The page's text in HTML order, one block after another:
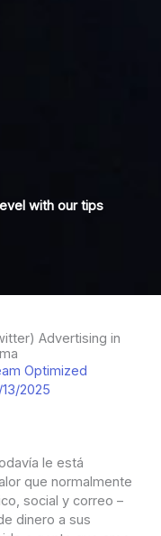
with our tips
Advertising in
Optimized
13/2025
le está
que normalmente
social y correo –
dinero a sus